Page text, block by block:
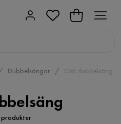
Dubbelsängar Grå dubbelsäng
produkter